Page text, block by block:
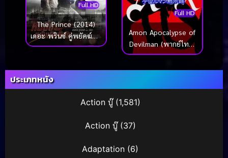
Full HD
The Prince (2014)
เดอะ พรินซ์ คู่พยัคฆ์ฟัด
โคตรอึด
Full HD
Amon Apocalypse of
Devilman (พากย์ไทย)
(2000)
ประเภทหนัง
Action บู๊(1,581)
Action บู๊(37)
Adaptation (6)